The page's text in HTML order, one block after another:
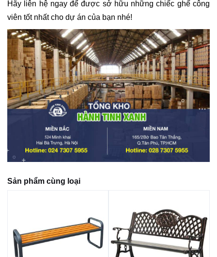
Hãy liên hệ ngay để được sở hữu những chiếc ghế công
viên tốt nhất cho dự án của bạn nhé!
Sản phẩm cùng loại